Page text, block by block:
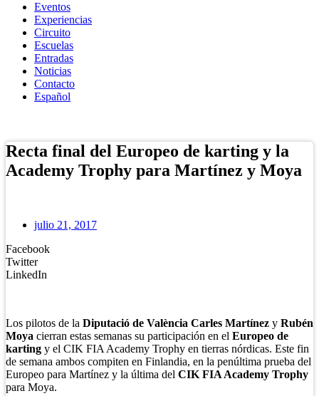
Eventos
Experiencias
Circuito
Escuelas
Entradas
Noticias
Contacto
Español
Recta final del Europeo de karting y la
Academy Trophy para Martínez y Moya
julio 21, 2017
Facebook
Twitter
LinkedIn
Los pilotos de la Diputació de València Carles Martínez y Rubén
Moya cierran estas semanas su participación en el Europeo de
karting y el CIK FIA Academy Trophy en tierras nórdicas. Este fin
de semana ambos compiten en Finlandia, en la penúltima prueba del
Europeo para Martínez y la última del CIK FIA Academy Trophy
para Moya.